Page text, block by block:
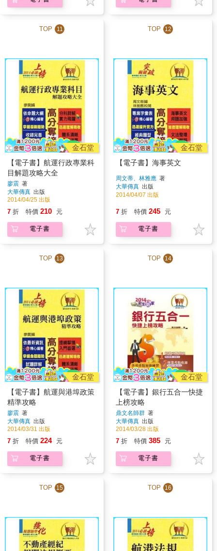
TOP 11
金石堂
【電子書】航運行政專業科
目解題攻略大全
廖震 著
大華傳真 出版
2014/04/25 出版
7 折 特價 210 元
電子書
TOP 12
金石堂
【電子書】海事英文
周文蒂、林雅應 著
大華傳真 出版
2014/04/07 出版
7 折 特價 245 元
電子書
TOP 13
金石堂
【電子書】航運與港埠政策
精準攻略
廖震 著
大華傳真 出版
2014/03/31 出版
7 折 特價 224 元
電子書
TOP 14
金石堂
【電子書】銀行五合一快捷
上榜攻略
鼎文名師群 著
大華傳真 出版
2014/03/28 出版
7 折 特價 385 元
電子書
TOP 15 TOP 16